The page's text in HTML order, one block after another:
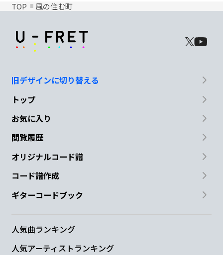
TOP 風の住む町
旧デザインに切り替える
トップ
お気に入り
閲覧履歴
オリジナルコード譜
コード譜作成
ギターコードブック
人気曲ランキング
人気アーティストランキング